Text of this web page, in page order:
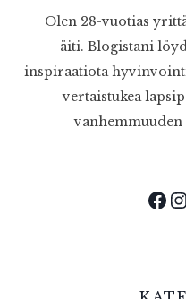
Olen 28-vuotias
äiti. Blogistani
inspiraatiota
vertaistukea